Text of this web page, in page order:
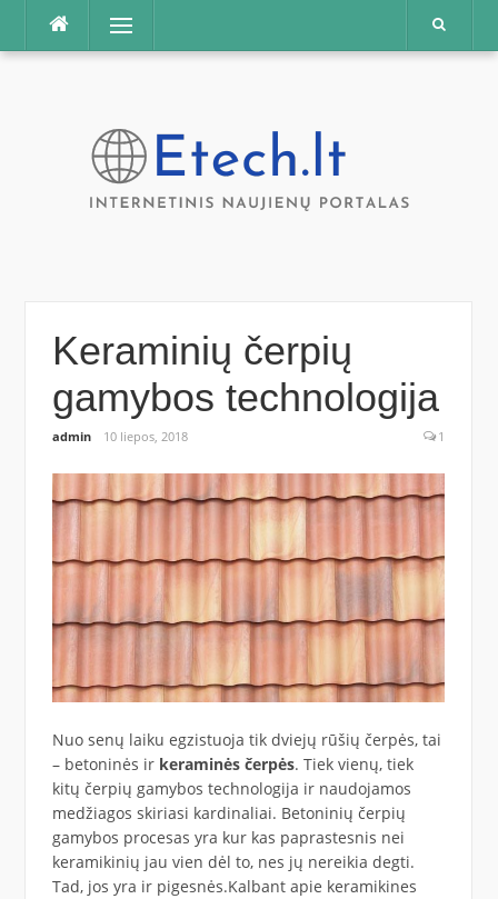
Praleisti
Meniu
Keraminių čerpių
gamybos technologija
admin 10 liepos, 2018 1
Nuo senų laiku egzistuoja tik dviejų rūšių čerpės, tai
– betoninės ir keraminės čerpės. Tiek vienų, tiek
kitų čerpių gamybos technologija ir naudojamos
medžiagos skiriasi kardinaliai. Betoninių čerpių
gamybos procesas yra kur kas paprastesnis nei
keramikinių jau vien dėl to, nes jų nereikia degti.
Tad, jos yra ir pigesnės.Kalbant apie keramikines